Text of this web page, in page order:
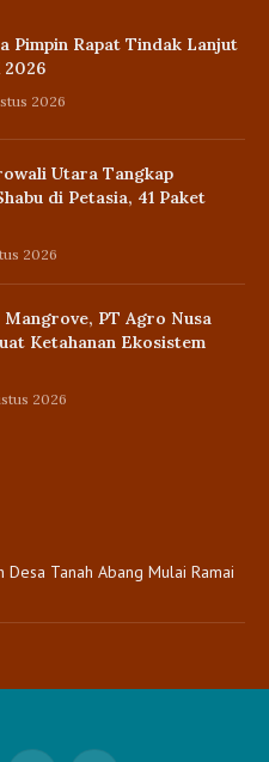
Pimpin Rapat Tindak Lanjut
2026
2026
Utara Tangkap
di Petasia, 41 Paket
2026
Mangrove, PT Agro Nusa
Ketahanan Ekosistem
2026
Tanah Abang Mulai Ramai